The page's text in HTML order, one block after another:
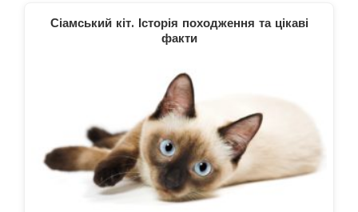
Сіамський кіт. Історія походження та цікаві
факти